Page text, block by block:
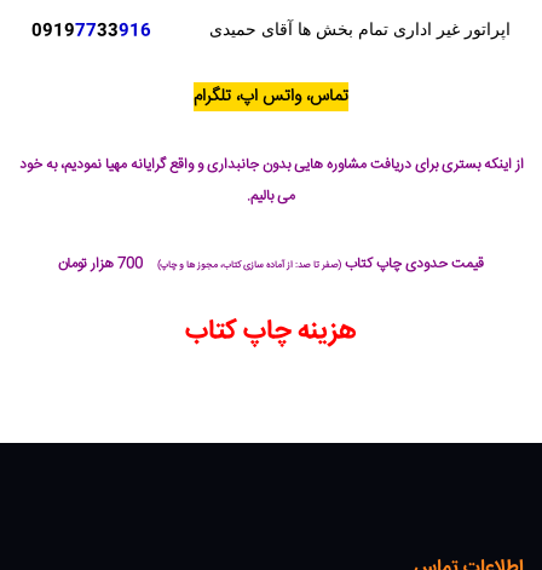
اپراتور غیر اداری تمام بخش ها آقای حمیدی 09197733916
تماس، واتس اپ، تلگرام
از اینکه بستری برای دریافت مشاوره هایی بدون جانبداری و واقع گرایانه مهیا نمودیم، به خود
می بالیم.
قیمت حدودی چاپ کتاب (صفر تا صد: از آماده سازی کتاب، مجوز ها و چاپ)
هزینه چاپ کتاب